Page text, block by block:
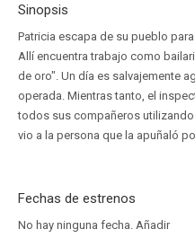
Sinopsis
Patricia escapa de su pueblo
Allí encuentra trabajo como
de oro". Un día es salvajemente
operada. Mientras tanto, el
todos sus compañeros utilizando
vio a la persona que la apuñaló
Fechas de estrenos
No hay ninguna fecha. Añadir